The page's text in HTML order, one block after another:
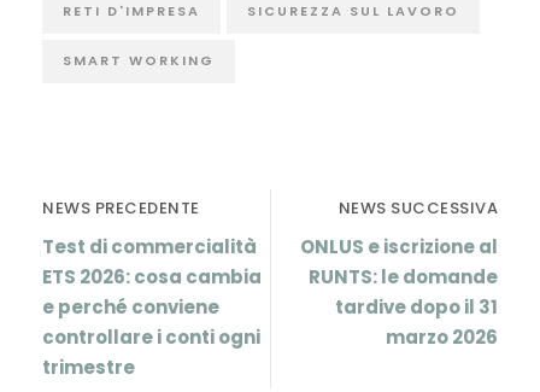
RETI D'IMPRESA SICUREZZA SUL LAVORO
SMART WORKING
NEWS PRECEDENTE
Test di commercialità
ETS 2026: cosa cambia
e perché conviene
controllare i conti ogni
trimestre
NEWS SUCCESSIVA
ONLUS e iscrizione al
RUNTS: le domande
tardive dopo il 31
marzo 2026